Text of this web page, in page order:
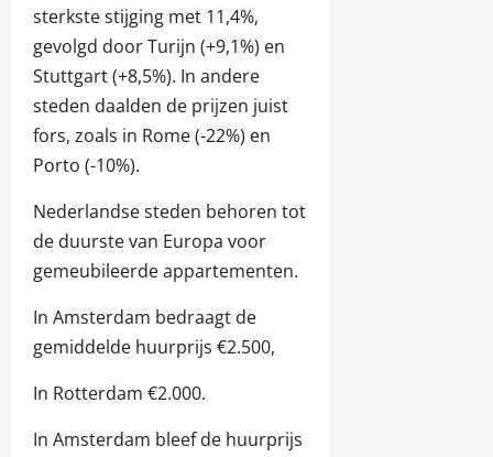
sterkste stijging met 11,4%,
gevolgd door Turijn (+9,1%) en
Stuttgart (+8,5%). In andere
steden daalden de prijzen juist
fors, zoals in Rome (-22%) en
Porto (-10%).
Nederlandse steden behoren tot
de duurste van Europa voor
gemeubileerde appartementen.
In Amsterdam bedraagt de
gemiddelde huurprijs €2.500,
In Rotterdam €2.000.
In Amsterdam bleef de huurprijs